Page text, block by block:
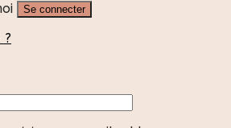
Se connecter
?